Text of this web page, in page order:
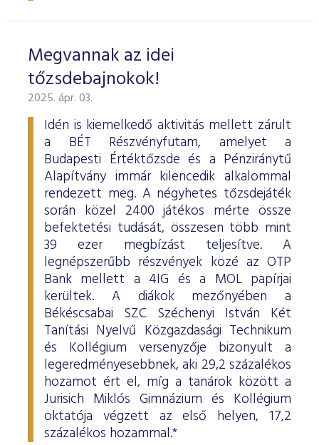
Megvannak az idei
tőzsdebajnokok!
2025. ápr. 03.
Idén is kiemelkedő aktivitás mellett zárult
a BÉT Részvényfutam, amelyet a
Budapesti Értéktőzsde és a Pénziránytű
Alapítvány immár kilencedik alkalommal
rendezett meg. A négyhetes tőzsdejáték
során közel 2400 játékos mérte össze
befektetési tudását, összesen több mint
39 ezer megbízást teljesítve. A
legnépszerűbb részvények közé az OTP
Bank mellett a 4IG és a MOL papírjai
kerültek. A diákok mezőnyében a
Békéscsabai SZC Széchenyi István Két
Tanítási Nyelvű Közgazdasági Technikum
és Kollégium versenyzője bizonyult a
legeredményesebbnek, aki 29,2 százalékos
hozamot ért el, míg a tanárok között a
Jurisich Miklós Gimnázium és Kollégium
oktatója végzett az első helyen, 17,2
százalékos hozammal.*